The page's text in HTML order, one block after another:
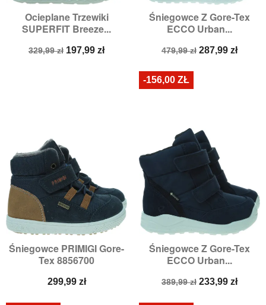
Ocieplane Trzewiki
SUPERFIT Breeze...
Cena
329,99 zł Cena
197,99 zł
Śniegowce Z Gore-Tex
ECCO Urban...
Cena
479,99 zł Cena
287,99 zł
Śniegowce PRIMIGI Gore-
Tex 8856700
Cena
299,99 zł
Śniegowce Z Gore-Tex
ECCO Urban...
Cena
389,99 zł Cena
233,99 zł
-156,00 ZŁ